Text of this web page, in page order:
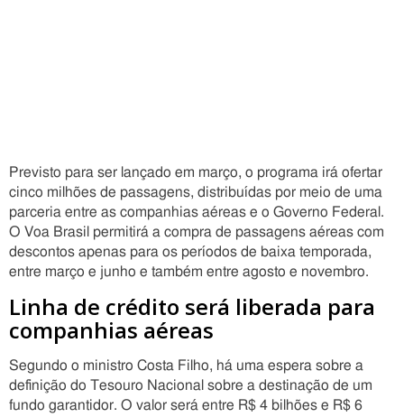
Previsto para ser lançado em março, o programa irá ofertar
cinco milhões de passagens, distribuídas por meio de uma
parceria entre as companhias aéreas e o Governo Federal.
O Voa Brasil permitirá a compra de passagens aéreas com
descontos apenas para os períodos de baixa temporada,
entre março e junho e também entre agosto e novembro.
Linha de crédito será liberada para
companhias aéreas
Segundo o ministro Costa Filho, há uma espera sobre a
definição do Tesouro Nacional sobre a destinação de um
fundo garantidor. O valor será entre R$ 4 bilhões e R$ 6